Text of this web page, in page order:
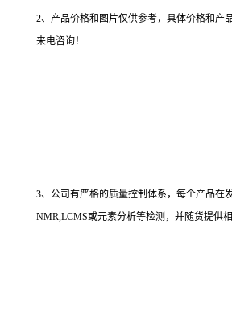
2、产品价格和图片仅供参考，具体价格和产
来电咨询！
3、公司有严格的质量控制体系，每个产品在
NMR,LCMS或元素分析等检测，并随货提供相